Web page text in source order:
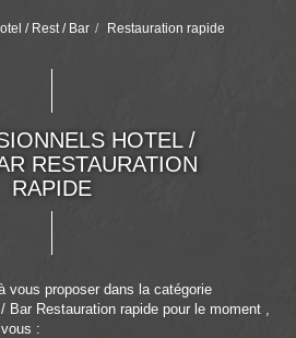
/ Rest / Bar Restauration rapide
HOTEL /
RESTAURATION
RAPIDE
vous proposer dans la catégorie
Bar Restauration rapide pour le moment ,
: